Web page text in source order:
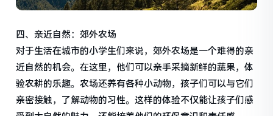
四、亲近自然：郊外农场
对于生活在城市的小学生们来说，郊外农场是一个难得的亲
近自然的机会。在这里，他们可以亲手采摘新鲜的蔬果，体
验农耕的乐趣。农场还养有各种小动物，孩子们可以与它们
亲密接触，了解动物的习性。这样的体验不仅能让孩子们感